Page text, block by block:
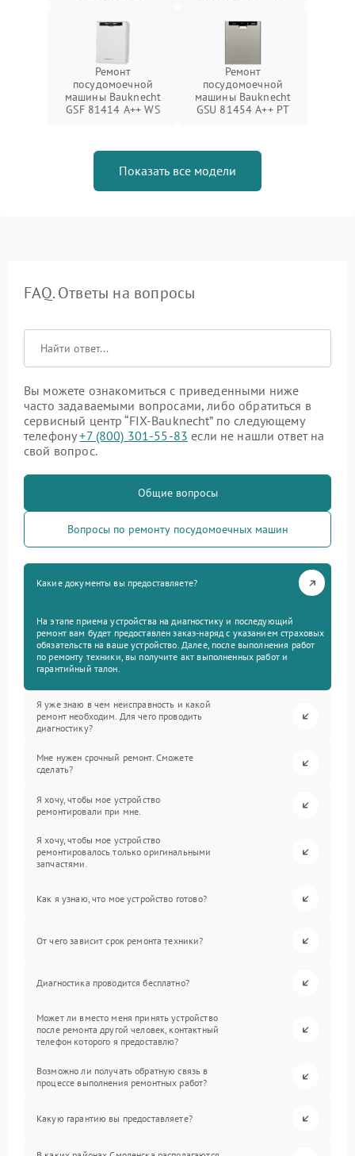
Ремонт
посудомоечной
машины Bauknecht
GSF 81414 A++ WS
Ремонт
посудомоечной
машины Bauknecht
GSU 81454 A++ PT
Показать все модели
FAQ. Ответы на вопросы
Вы можете ознакомиться с приведенными ниже
часто задаваемыми вопросами, либо обратиться в
сервисный центр “FIX-Bauknecht” по следующему
телефону+7 (800) 301-55-83 если не нашли ответ на
свой вопрос.
Общие вопросы
Вопросы по ремонту посудомоечных машин
Какие документы вы предоставляете?
На этапе приема устройства на диагностику и последующий
ремонт вам будет предоставлен заказ-наряд с указанием страховых
обязательств на ваше устройство. Далее, после выполнения работ
по ремонту техники, вы получите акт выполненных работ и
гарантийный талон.
Я уже знаю в чем неисправность и какой
ремонт необходим. Для чего проводить
диагностику?
Мне нужен срочный ремонт. Сможете
сделать?
Я хочу, чтобы мое устройство
ремонтировали при мне.
Я хочу, чтобы мое устройство
ремонтировалось только оригинальными
запчастями.
Как я узнаю, что мое устройство готово?
От чего зависит срок ремонта техники?
Диагностика проводится бесплатно?
Может ли вместо меня принять устройство
после ремонта другой человек, контактный
телефон которого я предоставлю?
Возможно ли получать обратную связь в
процессе выполнения ремонтных работ?
Какую гарантию вы предоставляете?